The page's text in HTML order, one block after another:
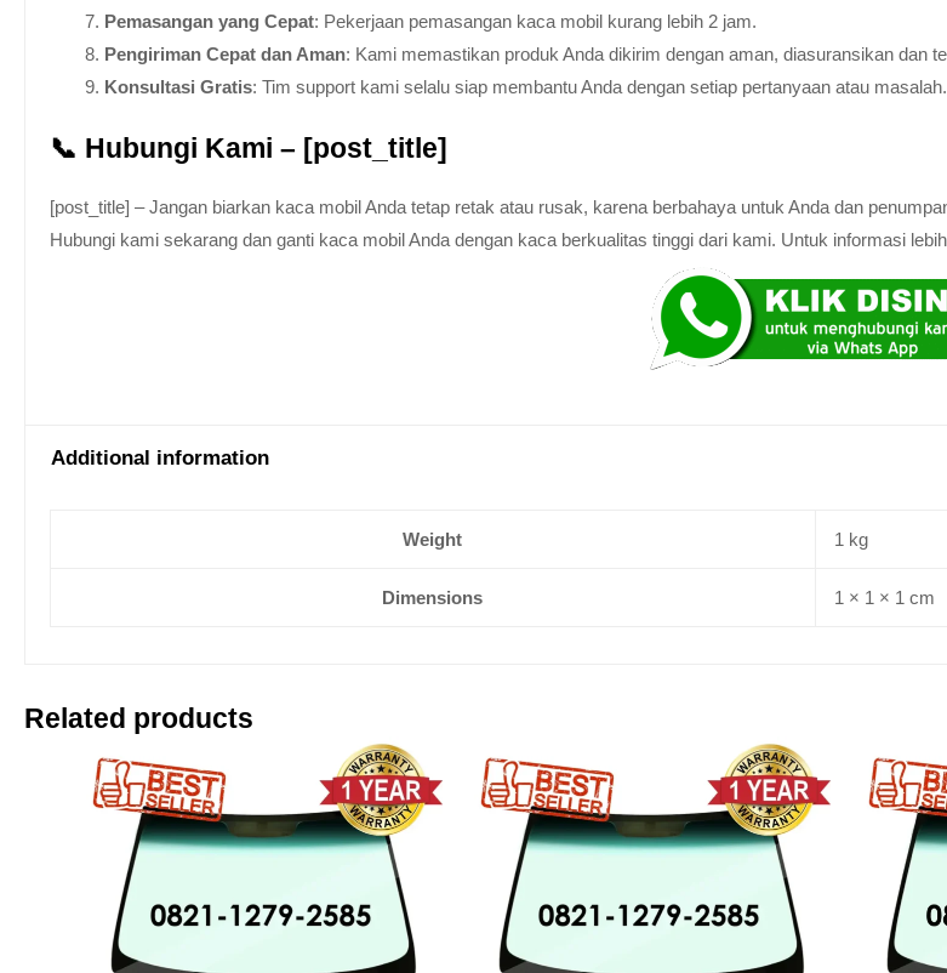
Pemasangan yang Cepat: Pekerjaan pemasangan kaca mobil kurang lebih 2 jam.
Pengiriman Cepat dan Aman: Kami memastikan produk Anda dikirim dengan aman, diasuransikan dan
Konsultasi Gratis: Tim support kami selalu siap membantu Anda dengan setiap pertanyaan atau masalah.
📞 Hubungi Kami – [post_title]
[post_title] – Jangan biarkan kaca mobil Anda tetap retak atau rusak, karena berbahaya untuk Anda dan
Hubungi kami sekarang dan ganti kaca mobil Anda dengan kaca berkualitas tinggi dari kami. Untuk informasi
Additional information
Weight 1 kg
Dimensions 1 × 1 × 1 cm
Related products